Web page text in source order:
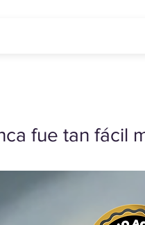
fue tan fácil